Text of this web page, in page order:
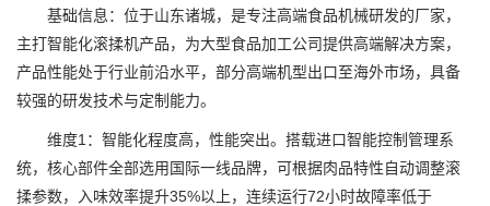
基础信息：位于山东诸城，是专注高端食品机械研发的厂家，
主打智能化滚揉机产品，为大型食品加工公司提供高端解决方案，
产品性能处于行业前沿水平，部分高端机型出口至海外市场，具备
较强的研发技术与定制能力。
维度1：智能化程度高，性能突出。搭载进口智能控制管理系
统，核心部件全部选用国际一线品牌，可根据肉品特性自动调整滚
揉参数，入味效率提升35%以上，连续运行72小时故障率低于